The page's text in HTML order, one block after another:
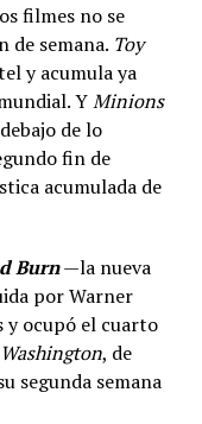
filmes no se
de semana. Toy
y acumula ya
YMinions
de lo
fin de
acumulada de
Burn—la nueva
por Warner
y ocupó el cuarto
, de
segunda semana